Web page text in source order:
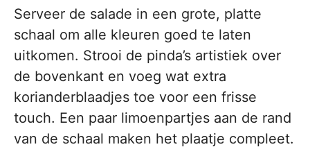
Serveer de salade in een grote, platte
schaal om alle kleuren goed te laten
uitkomen. Strooi de pinda’s artistiek over
de bovenkant en voeg wat extra
korianderblaadjes toe voor een frisse
touch. Een paar limoenpartjes aan de rand
van de schaal maken het plaatje compleet.